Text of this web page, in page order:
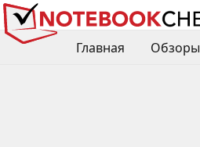
Главная Обзоры